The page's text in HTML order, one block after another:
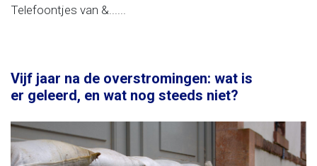
Telefoontjes van &......
Vijf jaar na de overstromingen: wat is
er geleerd, en wat nog steeds niet?